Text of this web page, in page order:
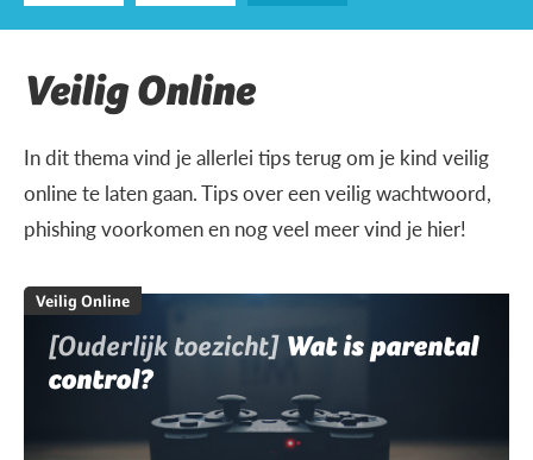
Veilig Online
In dit thema vind je allerlei tips terug om je kind veilig
online te laten gaan. Tips over een veilig wachtwoord,
phishing voorkomen en nog veel meer vind je hier!
Veilig Online
[Ouderlijk toezicht] Wat is parental
control?